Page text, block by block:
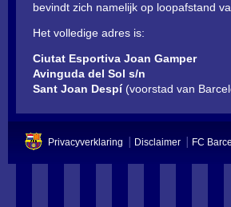
bevindt zich namelijk op loopafstand
Het volledige adres is:
Ciutat Esportiva Joan Gamper
Avinguda del Sol s/n
Sant Joan Despí(voorstad van
Privacyverklaring Disclaimer FC